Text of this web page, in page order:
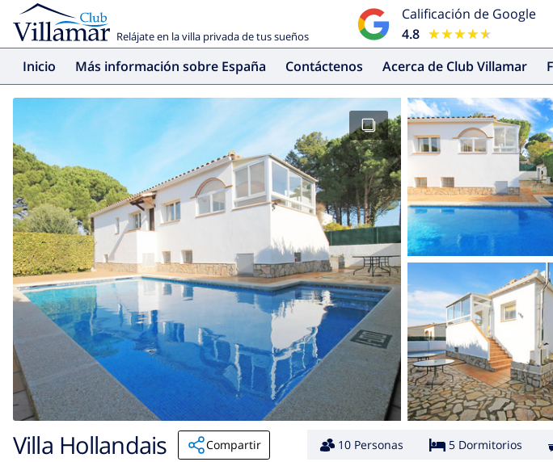
Relájate en la villa privada de tus sueños
Calificación de Google
4.8 ★★★★★
★★★★★
Inicio Más información sobre España Contáctenos Acerca de Club Villamar
Villa Hollandais Compartir 10 Personas 5 Dormitorios